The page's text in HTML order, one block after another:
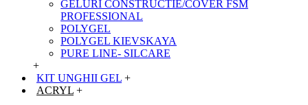
GELURI CONSTRUCTIE/COVER FSM
PROFESSIONAL
POLYGEL
POLYGEL KIEVSKAYA
PURE LINE- SILCARE
+
KIT UNGHII GEL +
ACRYL +